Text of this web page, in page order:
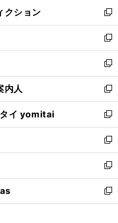
く
で
開
く
ド
ウ
で
開
く
ィ
ン
ド
ウ
で
開
く
クション
新
し
い
ウ
ィ
ン
ド
ウ
で
開
く
新
し
い
ウ
ィ
ン
ド
ウ
で
開
く
新
し
い
ウ
ィ
ン
ド
ウ
で
開
く
内人
新
し
い
ウ
ィ
ン
ド
ウ
で
開
イ yomitai
新
し
い
ウ
ィ
ン
ド
ウ
新
し
い
ウ
ィ
ン
新
し
い
ウ
新
し